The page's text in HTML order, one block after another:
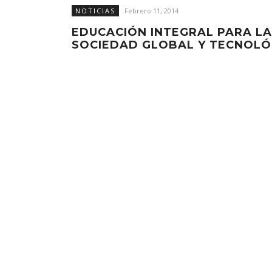
NOTICIAS Febrero 11, 2014
EDUCACIÓN INTEGRAL PARA LA
SOCIEDAD GLOBAL Y